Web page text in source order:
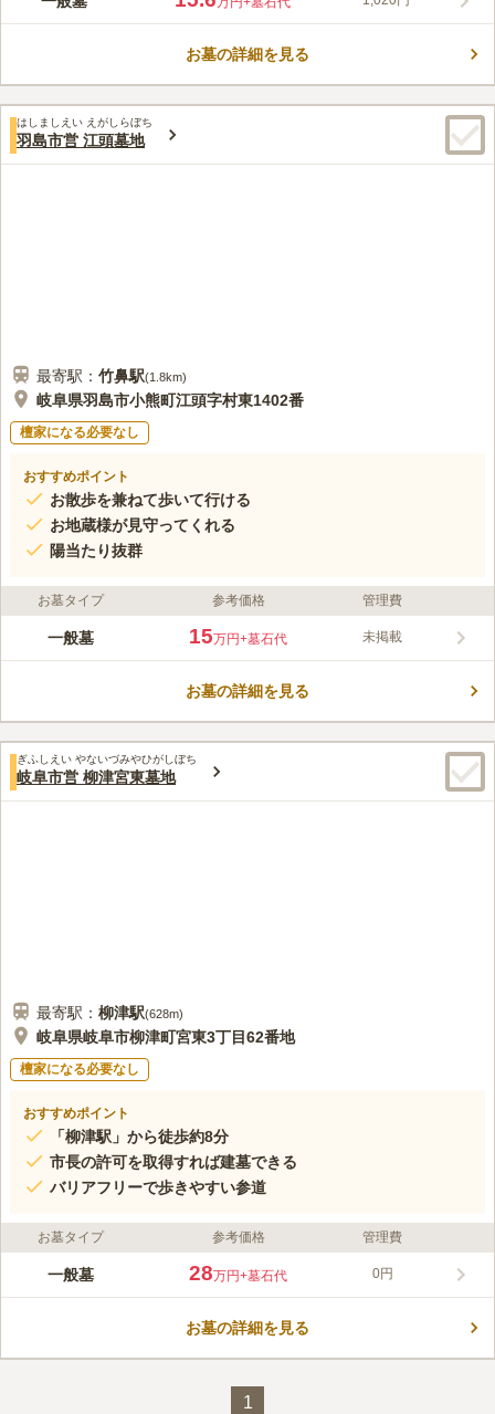
お墓の詳細を見る
はしましえい えがしらぼち
羽島市営 江頭墓地
最寄駅： 竹鼻駅(1.8km)
岐阜県羽島市小熊町江頭字村東1402番
檀家になる必要なし
おすすめポイント
お散歩を兼ねて歩いて行ける
お地蔵様が見守ってくれる
陽当たり抜群
お墓タイプ 参考価格 管理費
一般墓 15万円+墓石代 未掲載
お墓の詳細を見る
ぎふしえい やないづみやひがしぼち
岐阜市営 柳津宮東墓地
最寄駅： 柳津駅(628m)
岐阜県岐阜市柳津町宮東3丁目62番地
檀家になる必要なし
おすすめポイント
「柳津駅」から徒歩約8分
市長の許可を取得すれば建墓できる
バリアフリーで歩きやすい参道
お墓タイプ 参考価格 管理費
一般墓 28万円+墓石代 0円
お墓の詳細を見る
1